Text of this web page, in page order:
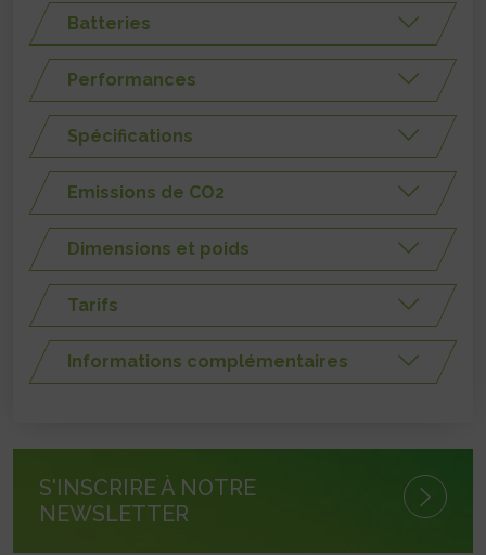
Batteries
Performances
Spécifications
Emissions de CO2
Dimensions et poids
Tarifs
Informations complémentaires
S'INSCRIRE À NOTRE
NEWSLETTER